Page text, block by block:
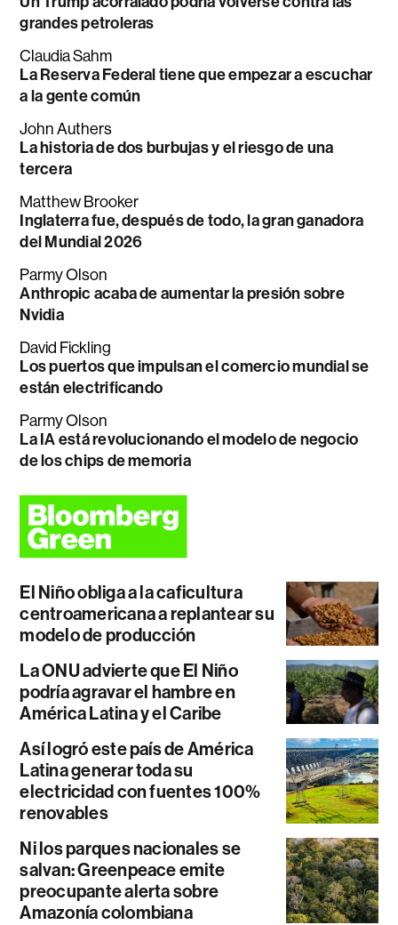
grandes petroleras
Claudia Sahm
La Reserva Federal tiene que empezar a escuchar
a la gente común
John Authers
La historia de dos burbujas y el riesgo de una
tercera
Matthew Brooker
Inglaterra fue, después de todo, la gran ganadora
del Mundial 2026
Parmy Olson
Anthropic acaba de aumentar la presión sobre
Nvidia
David Fickling
Los puertos que impulsan el comercio mundial se
están electrificando
Parmy Olson
La IA está revolucionando el modelo de negocio
de los chips de memoria
El Niño obliga a la caficultura
centroamericana a replantear su
modelo de producción
La ONU advierte que El Niño
podría agravar el hambre en
América Latina y el Caribe
Así logró este país de América
Latina generar toda su
electricidad con fuentes 100%
renovables
Ni los parques nacionales se
salvan: Greenpeace emite
preocupante alerta sobre
Amazonía colombiana